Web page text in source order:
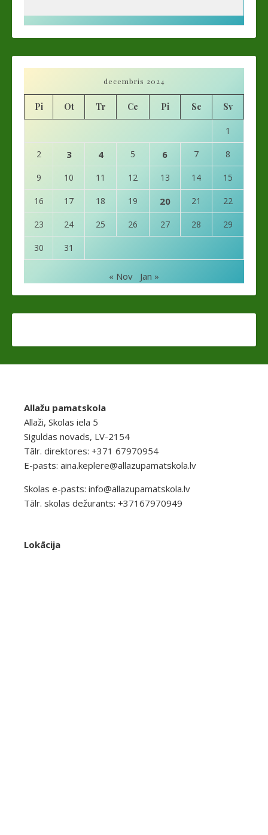
decembris 2024
Pi Ot Tr Ce Pi Se Sv
1
2 3 4 5 6 7 8
9 10 11 12 13 14 15
16 17 18 19 20 21 22
23 24 25 26 27 28 29
30 31
« Nov Jan »
Allažu pamatskola
Allaži, Skolas iela 5
Siguldas novads, LV-2154
Tālr. direktores: +371 67970954
E-pasts: aina.keplere@allazupamatskola.lv
Skolas e-pasts: info@allazupamatskola.lv
Tālr. skolas dežurants: +37167970949
Lokācija